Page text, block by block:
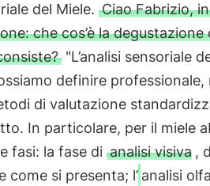
del Miele. Ciao Fabrizio,
che cos’è la
"L’analisi sensoriale
definire
di valutazione
In particolare, per il miele
fasi: la fase di analisi visiva ,
come si presenta; l’ analisi